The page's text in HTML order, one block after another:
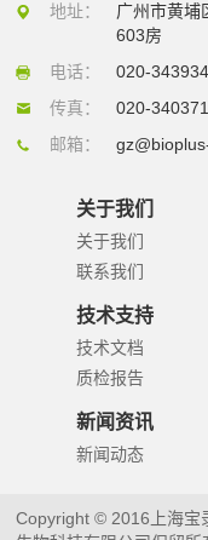
地址：
广州市黄埔
603房
电话：
020-
传真：
020-
邮箱：
关于我们
关于我们
联系我们
技术支持
技术文档
质检报告
新闻资讯
新闻动态
Copyright © 2016上海宝